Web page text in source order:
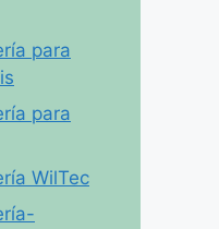
para
para
WilTec